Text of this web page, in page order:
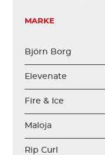
KINDER
ZUBEHÖR
VERLEIH
DAS IST INSIDER
MARKE
Björn Borg
Elevenate
Fire & Ice
Maloja
Rip Curl